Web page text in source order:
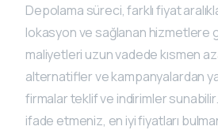
Depolama süreci, farklı fiyat
lokasyon ve sağlanan hizmetlere
maliyetleri uzun vadede kısmen
alternatifler ve kampanyalardan
firmalar teklif ve indirimler sunabilir.
ifade etmeniz, en iyi fiyatları